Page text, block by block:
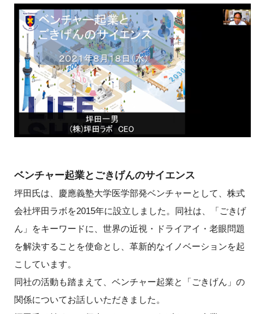
ベンチャー起業とごきげんのサイエンス
坪田氏は、慶應義塾大学医学部発ベンチャーとして、株式
会社坪田ラボを2015年に設立しました。同社は、「ごきげ
ん」をキーワードに、世界の近視・ドライアイ・老眼問題
を解決することを使命とし、革新的なイノベーションを起
こしています。
同社の活動も踏まえて、ベンチャー起業と「ごきげん」の
関係についてお話しいただきました。